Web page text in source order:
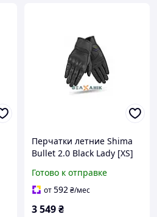
Перчатки летние Shima
Bullet 2.0 Black Lady [XS]
Готово к отправке
от592₴/мес
3 549₴